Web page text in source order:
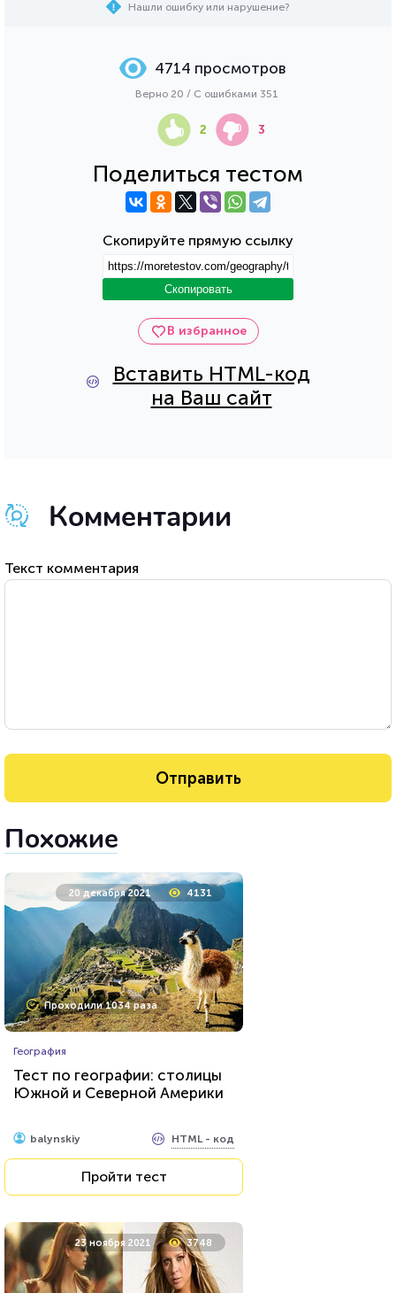
Нашли ошибку или нарушение?
В избранное
Вставить HTML-код
на Ваш сайт
Поделиться тестом
Скопируйте прямую ссылку
Скопировать
4714 просмотров
Верно 20 / С ошибками 351
2 3
Комментарии
Текст комментария
Похожие
20 декабря 2021 4131
Проходили 1034 раза
География
Тест по географии: столицы
Южной и Северной Америки
balynskiy HTML - код
Пройти тест
23 ноября 2021 3748